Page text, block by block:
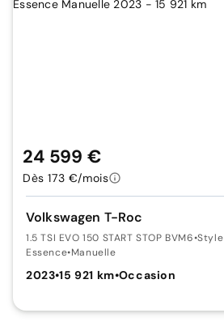
Volkswagen T-Roc
1.5 TSI EVO 150 START STOP BVM6•Style
Essence•Manuelle
2023•15 921 km•Occasion
24 599 €
Dès 173 €/mois